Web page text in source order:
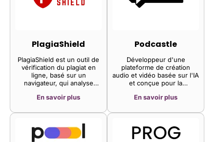
plus rapide, plus évolutive
PlagiaShield
PlagiaShield est un outil de
vérification du plagiat en
ligne, basé sur un
navigateur, qui analyse
la recherche de contenu
En savoir plus
Podcastle
Développeur d'une
plateforme de création
audio et vidéo basée sur l'IA
et conçue pour la
plateforme propose
suppression du bruit, le
l'utilisation de musique libre
de droits, permettant aux
En savoir plus